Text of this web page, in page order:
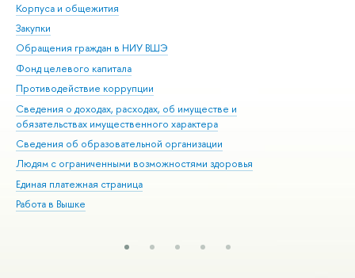
Корпуса и общежития
Закупки
Обращения граждан в НИУ ВШЭ
Фонд целевого капитала
Противодействие коррупции
Сведения о доходах, расходах, об имуществе и
обязательствах имущественного характера
Сведения об образовательной организации
Людям с ограниченными возможностями здоровья
Единая платежная страница
Работа в Вышке